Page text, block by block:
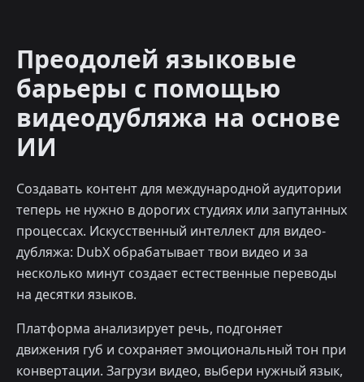
Преодолей языковые
барьеры с помощью
видеодубляжа на основе
ИИ
Создавать контент для международной аудитории
теперь не нужно в дорогих студиях или запутанных
процессах. Искусственный интеллект для видео-
дубляжа: DubX обрабатывает твои видео и за
несколько минут создает естественные переводы
на десятки языков.
Платформа анализирует речь, подгоняет
движения губ и сохраняет эмоциональный тон при
конвертации. Загрузи видео, выбери нужный язык,